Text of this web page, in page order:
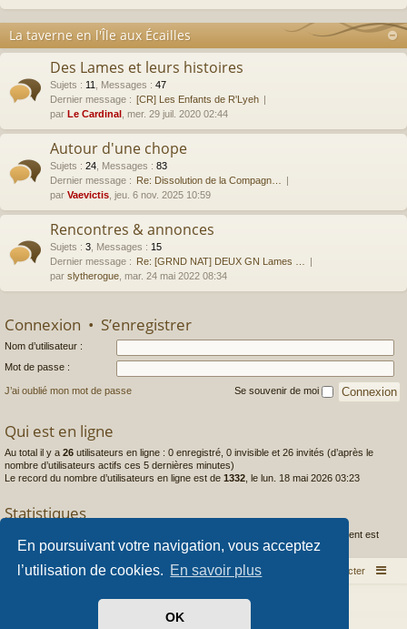
En poursuivant votre navigation, vous acceptez
l’utilisation de cookies. En savoir plus
OK
La taverne en l'Île aux Écailles
Des Lames et leurs histoires
Sujets : 11 Messages : 47
Dernier message : [CR] Les Enfants de R'Lyeh
par Le Cardinal , mer. 29 juil. 2020 02:44
Autour d'une chope
Sujets : 24 Messages : 83
Dernier message : Re: Dissolution de la Compagn…
par Vaevictis , jeu. 6 nov. 2025 10:59
Rencontres & annonces
Sujets : 3 Messages : 15
Dernier message : Re: [GRND NAT] DEUX GN Lames …
par slytherogue , mar. 24 mai 2022 08:34
Connexion • S’enregistrer
Nom d’utilisateur :
Mot de passe :
J’ai oublié mon mot de passe Se souvenir de moi
Qui est en ligne
Au total il y a 26 utilisateurs en ligne : 0 enregistré, 0 invisible et 26 invités (d’après le
nombre d’utilisateurs actifs ces 5 dernières minutes)
Le record du nombre d’utilisateurs en ligne est de 1332 , le lun. 18 mai 2026 03:23
Statistiques
membres • Le membre enregistré le plus récent est
Caldera .
Index du forum Nous contacter
Développé parphpBB® Forum Software © phpBB Limited
Arty- phpBB 3.3 par MrGaby